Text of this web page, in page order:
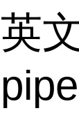
英